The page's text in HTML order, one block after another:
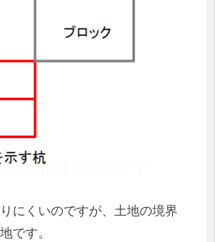
にくいのですが、土地の境界
です。